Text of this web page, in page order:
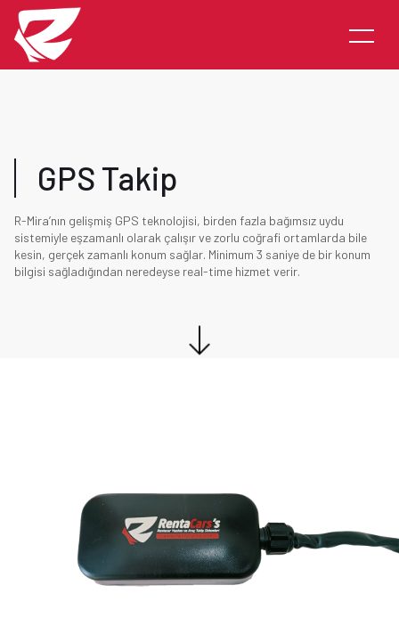
GPS Takip
R-Mira’nın gelişmiş GPS teknolojisi, birden fazla bağımsız uydu
sistemiyle eşzamanlı olarak çalışır ve zorlu coğrafi ortamlarda bile
kesin, gerçek zamanlı konum sağlar. Minimum 3 saniye de bir konum
bilgisi sağladığından neredeyse real-time hizmet verir.